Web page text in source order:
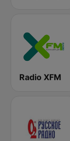
Radio XFM